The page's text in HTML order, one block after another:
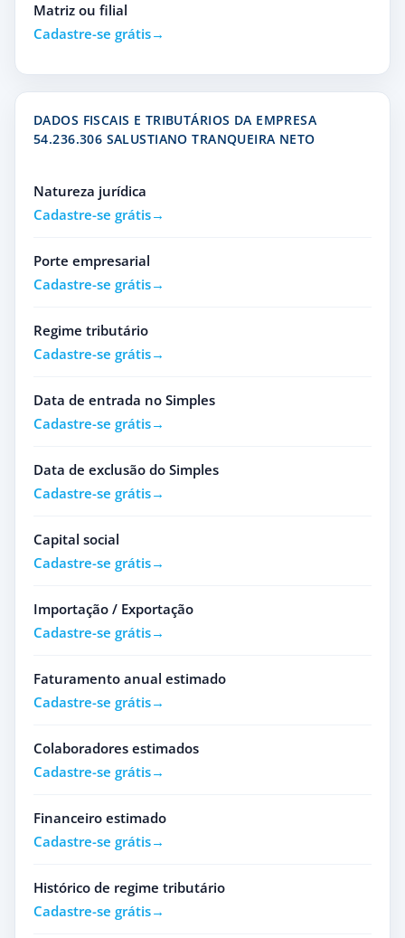
Matriz ou filial
Cadastre-se grátis
DADOS FISCAIS E TRIBUTÁRIOS DA EMPRESA
54.236.306 SALUSTIANO TRANQUEIRA NETO
Natureza jurídica
Cadastre-se grátis
Porte empresarial
Cadastre-se grátis
Regime tributário
Cadastre-se grátis
Data de entrada no Simples
Cadastre-se grátis
Data de exclusão do Simples
Cadastre-se grátis
Capital social
Cadastre-se grátis
Importação / Exportação
Cadastre-se grátis
Faturamento anual estimado
Cadastre-se grátis
Colaboradores estimados
Cadastre-se grátis
Financeiro estimado
Cadastre-se grátis
Histórico de regime tributário
Cadastre-se grátis